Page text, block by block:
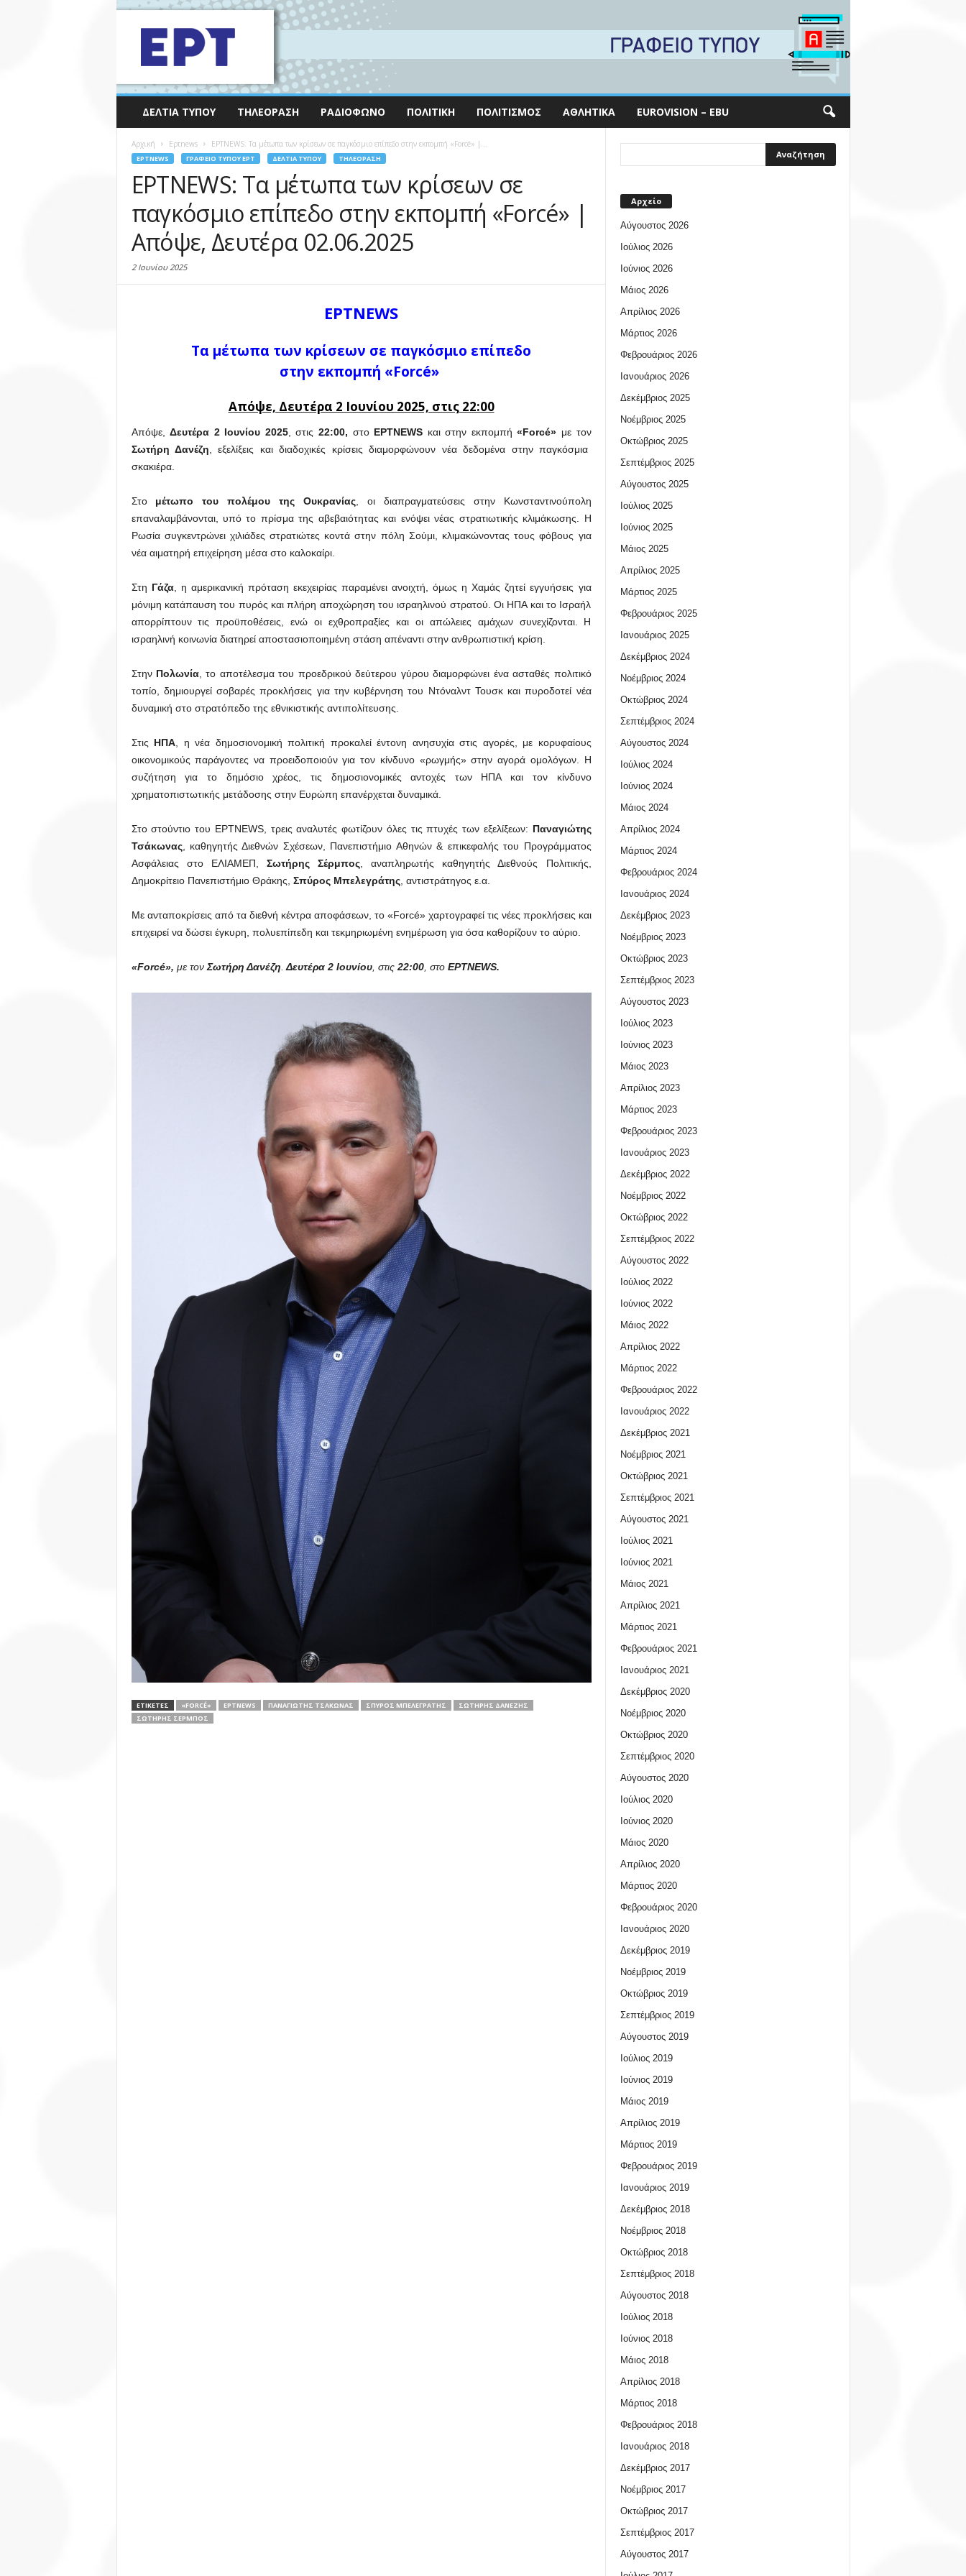
ΔΕΛΤΊΑ ΤΎΠΟΥ ΤΗΛΕΌΡΑΣΗ ΡΑΔΙΌΦΩΝΟ ΠΟΛΙΤΙΚΉ ΠΟΛΙΤΙΣΜΌΣ ΑΘΛΗΤΙΚΆ EUROVISION – EBU
Αρχική Eρτnews ΕΡΤNEWS: Τα μέτωπα των κρίσεων σε παγκόσμιο επίπεδο στην εκπομπή «Forcé» |...
EΡΤNEWS ΓΡΑΦΕΊΟ ΤΎΠΟΥ ΕΡΤ ΔΕΛΤΊΑ ΤΎΠΟΥ ΤΗΛΕΌΡΑΣΗ
ΕΡΤNEWS: Τα μέτωπα των κρίσεων σε
παγκόσμιο επίπεδο στην εκπομπή «Forcé» |
Απόψε, Δευτέρα 02.06.2025
2 Ιουνίου 2025
ΕΡΤNEWS
Τα μέτωπα των κρίσεων σε παγκόσμιο επίπεδο
στην εκπομπή «Forcé»
Απόψε, Δευτέρα 2 Ιουνίου 2025, στις 22:00
Απόψε,Δευτέρα 2 Ιουνίου 2025, στις 22:00, στο ΕΡΤNEWS και στην εκπομπή«Forcé» με τον
Σωτήρη Δανέζη , εξελίξεις και διαδοχικές κρίσεις διαμορφώνουν νέα δεδομένα στην παγκόσμια
σκακιέρα.
Στο μέτωπο του πολέμου της Ουκρανίας, οι διαπραγματεύσεις στην Κωνσταντινούπολη
επαναλαμβάνονται, υπό το πρίσμα της αβεβαιότητας και ενόψει νέας στρατιωτικής κλιμάκωσης. Η
Ρωσία συγκεντρώνει χιλιάδες στρατιώτες κοντά στην πόλη Σούμι, κλιμακώνοντας τους φόβους για
νέα αιματηρή επιχείρηση μέσα στο καλοκαίρι.
Στη Γάζα, η αμερικανική πρόταση εκεχειρίας παραμένει ανοιχτή, όμως η Χαμάς ζητεί εγγυήσεις για
μόνιμη κατάπαυση του πυρός και πλήρη αποχώρηση του ισραηλινού στρατού. Οι ΗΠΑ και το Ισραήλ
απορρίπτουν τις προϋποθέσεις, ενώ οι εχθροπραξίες και οι απώλειες αμάχων συνεχίζονται. Η
ισραηλινή κοινωνία διατηρεί αποστασιοποιημένη στάση απέναντι στην ανθρωπιστική κρίση.
ΣτηνΠολωνία, το αποτέλεσμα του προεδρικού δεύτερου γύρου διαμορφώνει ένα ασταθές πολιτικό
τοπίο, δημιουργεί σοβαρές προκλήσεις για την κυβέρνηση του Ντόναλντ Τουσκ και πυροδοτεί νέα
δυναμική στο στρατόπεδο της εθνικιστικής αντιπολίτευσης.
Στις ΗΠΑ , η νέα δημοσιονομική πολιτική προκαλεί έντονη ανησυχία στις αγορές, με κορυφαίους
οικονομικούς παράγοντες να προειδοποιούν για τον κίνδυνο «ρωγμής» στην αγορά ομολόγων. Η
συζήτηση για το δημόσιο χρέος, τις δημοσιονομικές αντοχές των ΗΠΑ και τον κίνδυνο
χρηματοπιστωτικής μετάδοσης στην Ευρώπη επανέρχεται δυναμικά.
Στο στούντιο του ΕΡΤNEWS, τρεις αναλυτές φωτίζουν όλες τις πτυχές των εξελίξεων: Παναγιώτης
Τσάκωνας, καθηγητής Διεθνών Σχέσεων, Πανεπιστήμιο Αθηνών & επικεφαλής του Προγράμματος
Ασφάλειας στο ΕΛΙΑΜΕΠ,
Σωτήρης Σέρμπος , αναπληρωτής καθηγητής Διεθνούς Πολιτικής,
Δημοκρίτειο Πανεπιστήμιο Θράκης, Σπύρος Μπελεγράτης, αντιστράτηγος ε.α.
Με ανταποκρίσεις από τα διεθνή κέντρα αποφάσεων, το «Forcé» χαρτογραφεί τις νέες προκλήσεις και
επιχειρεί να δώσει έγκυρη, πολυεπίπεδη και τεκμηριωμένη ενημέρωση για όσα καθορίζουν το αύριο.
«Forcé», με τον Σωτήρη Δανέζη Δευτέρα 2 Ιουνίου, στις 22:00, στο ΕΡΤNEWS.
ΕΤΙΚΕΤΕΣ «FORCÉ» ΕΡΤNEWS ΠΑΝΑΓΙΏΤΗΣ ΤΣΆΚΩΝΑΣ ΣΠΎΡΟΣ ΜΠΕΛΕΓΡΆΤΗΣ
ΣΩΤΉΡΗΣ ΔΑΝΈΖΗΣ
ΣΩΤΉΡΗΣ ΣΈΡΜΠΟΣ
Αρχείο
Αύγουστος 2026
Ιούλιος 2026
Ιούνιος 2026
Μάιος 2026
Απρίλιος 2026
Μάρτιος 2026
Φεβρουάριος 2026
Ιανουάριος 2026
Δεκέμβριος 2025
Νοέμβριος 2025
Οκτώβριος 2025
Σεπτέμβριος 2025
Αύγουστος 2025
Ιούλιος 2025
Ιούνιος 2025
Μάιος 2025
Απρίλιος 2025
Μάρτιος 2025
Φεβρουάριος 2025
Ιανουάριος 2025
Δεκέμβριος 2024
Νοέμβριος 2024
Οκτώβριος 2024
Σεπτέμβριος 2024
Αύγουστος 2024
Ιούλιος 2024
Ιούνιος 2024
Μάιος 2024
Απρίλιος 2024
Μάρτιος 2024
Φεβρουάριος 2024
Ιανουάριος 2024
Δεκέμβριος 2023
Νοέμβριος 2023
Οκτώβριος 2023
Σεπτέμβριος 2023
Αύγουστος 2023
Ιούλιος 2023
Ιούνιος 2023
Μάιος 2023
Απρίλιος 2023
Μάρτιος 2023
Φεβρουάριος 2023
Ιανουάριος 2023
Δεκέμβριος 2022
Νοέμβριος 2022
Οκτώβριος 2022
Σεπτέμβριος 2022
Αύγουστος 2022
Ιούλιος 2022
Ιούνιος 2022
Μάιος 2022
Απρίλιος 2022
Μάρτιος 2022
Φεβρουάριος 2022
Ιανουάριος 2022
Δεκέμβριος 2021
Νοέμβριος 2021
Οκτώβριος 2021
Σεπτέμβριος 2021
Αύγουστος 2021
Ιούλιος 2021
Ιούνιος 2021
Μάιος 2021
Απρίλιος 2021
Μάρτιος 2021
Φεβρουάριος 2021
Ιανουάριος 2021
Δεκέμβριος 2020
Νοέμβριος 2020
Οκτώβριος 2020
Σεπτέμβριος 2020
Αύγουστος 2020
Ιούλιος 2020
Ιούνιος 2020
Μάιος 2020
Απρίλιος 2020
Μάρτιος 2020
Φεβρουάριος 2020
Ιανουάριος 2020
Δεκέμβριος 2019
Νοέμβριος 2019
Οκτώβριος 2019
Σεπτέμβριος 2019
Αύγουστος 2019
Ιούλιος 2019
Ιούνιος 2019
Μάιος 2019
Απρίλιος 2019
Μάρτιος 2019
Φεβρουάριος 2019
Ιανουάριος 2019
Δεκέμβριος 2018
Νοέμβριος 2018
Οκτώβριος 2018
Σεπτέμβριος 2018
Αύγουστος 2018
Ιούλιος 2018
Ιούνιος 2018
Μάιος 2018
Απρίλιος 2018
Μάρτιος 2018
Φεβρουάριος 2018
Ιανουάριος 2018
Δεκέμβριος 2017
Νοέμβριος 2017
Οκτώβριος 2017
Σεπτέμβριος 2017
Αύγουστος 2017